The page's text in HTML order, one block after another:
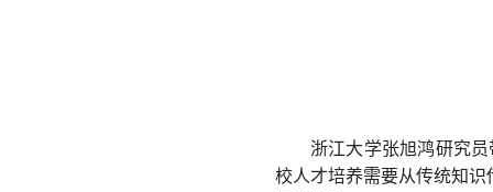
浙江大学张旭鸿研究
校人才培养需要从传统知